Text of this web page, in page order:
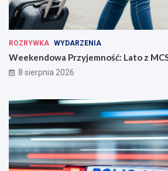
ROZRYWKA WYDARZENIA
Weekendowa Przyjemność: Lato z
8 sierpnia 2026